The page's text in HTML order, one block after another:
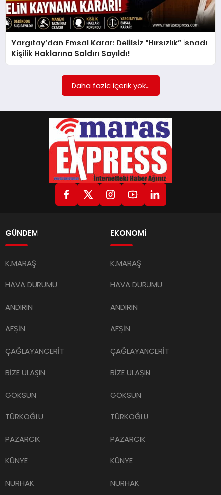
GÖKSUN
TÜRKOĞLU
Yargıtay’dan Emsal Karar: Delilsiz “Hırsızlık” İsnadı
Kişilik Haklarına Saldırı Sayıldı!
Daha fazla içerik yok...
GÜNDEM
K.MARAŞ
HAVA DURUMU
ANDIRIN
AFŞİN
ÇAĞLAYANCERİT
BİZE ULAŞIN
GÖKSUN
TÜRKOĞLU
PAZARCIK
KÜNYE
NURHAK
EKONOMİ
K.MARAŞ
HAVA DURUMU
ANDIRIN
AFŞİN
ÇAĞLAYANCERİT
BİZE ULAŞIN
GÖKSUN
TÜRKOĞLU
PAZARCIK
KÜNYE
NURHAK